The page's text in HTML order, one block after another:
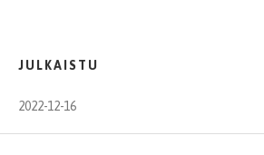
JULKAISTU
2022-12-16